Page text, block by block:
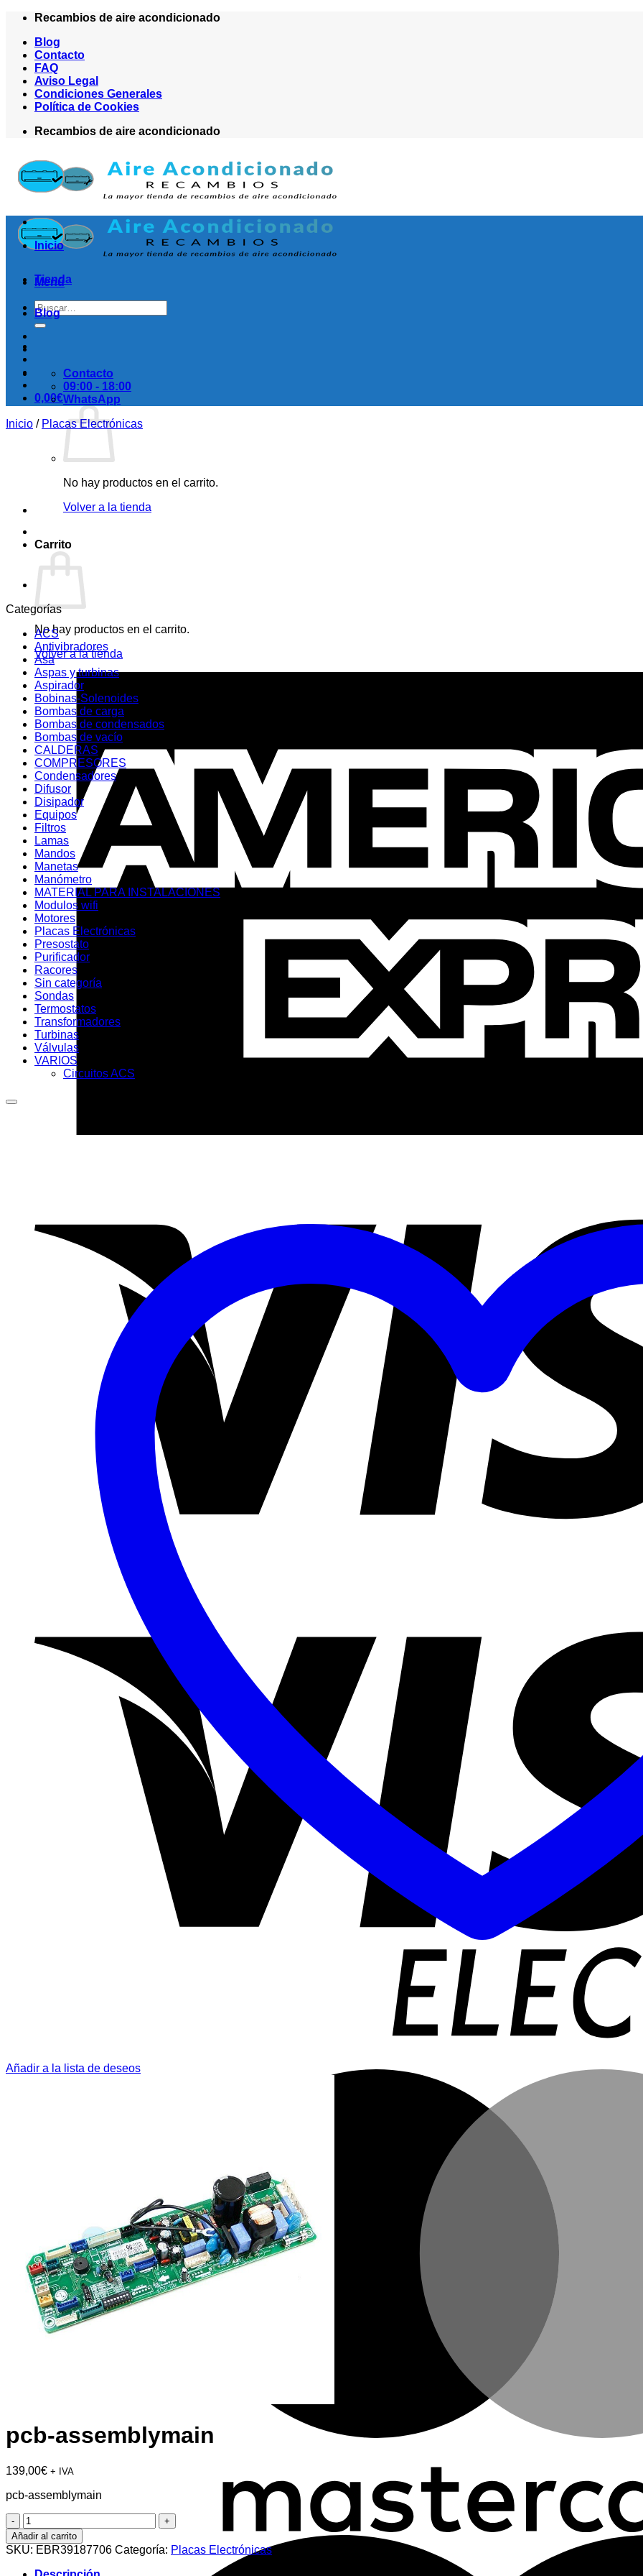
Saltar
contenido
Recambios de aire acondicionado
Blog
Contacto
FAQ
Aviso Legal
Condiciones Generales
Política de Cookies
Recambios de aire acondicionado
Menú
Buscar
por:
0,00€
No hay productos en el carrito.
Volver a la tienda
Carrito
No hay productos en el carrito.
Volver a la tienda
Inicio
Tienda
Blog
Contacto
09:00 - 18:00
WhatsApp
Inicio / Placas Electrónicas
Categorías
ACS
Antivibradores
Asa
Aspas y turbinas
Aspirador
Bobinas-Solenoides
Bombas de carga
Bombas de condensados
Bombas de vacío
CALDERAS
COMPRESORES
Condensadores
Difusor
Disipador
Equipos
Filtros
Lamas
Mandos
Manetas
Manómetro
MATERIAL PARA INSTALACIONES
Modulos wifi
Motores
Placas Electrónicas
Presostato
Purificador
Racores
Sin categoría
Sondas
Termostatos
Transformadores
Turbinas
Válvulas
VARIOS
Circuitos ACS
Añadir a la lista de deseos
pcb-assemblymain
139,00€ + IVA
pcb-assemblymain
pcb-
assemblymain
cantidad
Añadir al carrito
SKU: EBR39187706 Categoría: Placas Electrónicas